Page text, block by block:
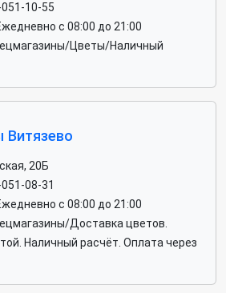
10-55
с 08:00 до 21:00
Цветы/Наличный
Витязево
20Б
08-31
с 08:00 до 21:00
Доставка цветов.
Наличный расчёт. Оплата через